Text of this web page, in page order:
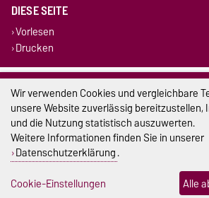
DIESE SEITE
Vorlesen
Drucken
Impressum
Datenschutz
Barrierefreiheit
Cookie-Einstellungen
Wir verwenden Cookies und vergleichbare
unsere Website zuverlässig bereitzustellen,
und die Nutzung statistisch auszuwerten.
Weitere Informationen finden Sie in unserer
Datenschutzerklärung.
Cookie-Einstellungen
Alle